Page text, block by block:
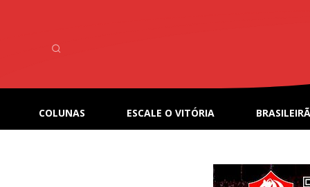
COLUNAS ESCALE O VITÓRIA